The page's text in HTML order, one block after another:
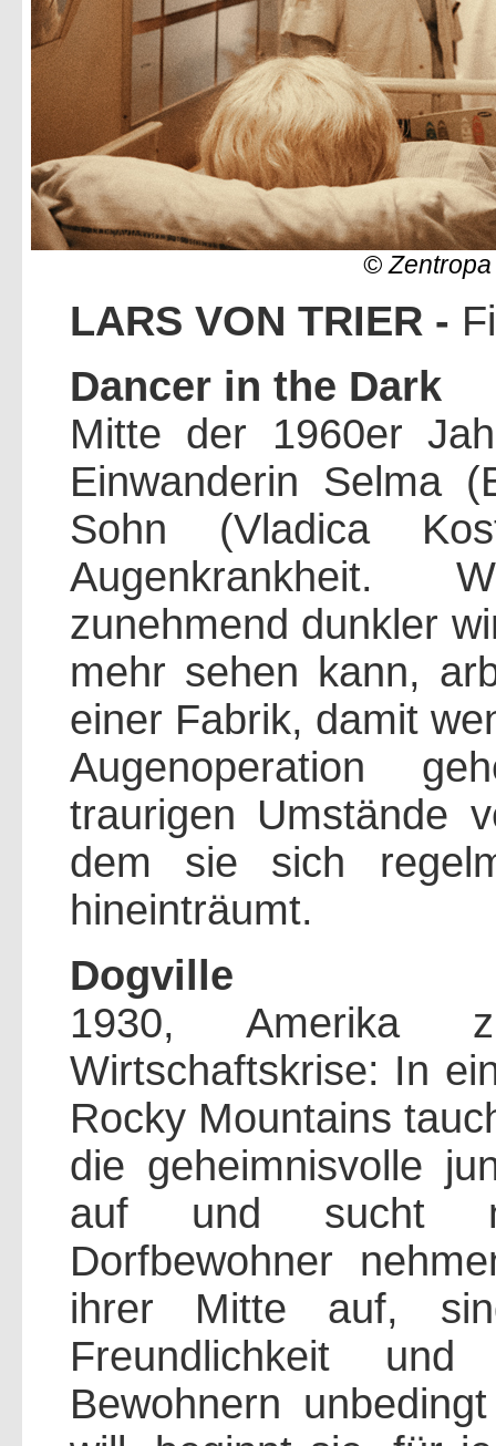
©
LARS VON TRIER -
Dancer in the Dark
Mitte der 1960er
Einwanderin Selma
Sohn (Vladica
Augenkrankheit.
zunehmend dunkler
mehr sehen kann,
einer Fabrik, damit
Augenoperation
traurigen Umstände
dem sie sich
hineinträumt.
Dogville
1930, Amerika
Wirtschaftskrise: In
Rocky Mountains
die geheimnisvolle
auf und sucht
Dorfbewohner
ihrer Mitte auf,
Freundlichkeit
Bewohnern